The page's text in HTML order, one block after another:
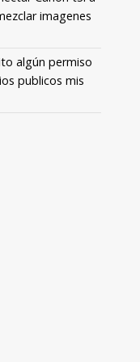
imagenes
algún permiso
publicos mis